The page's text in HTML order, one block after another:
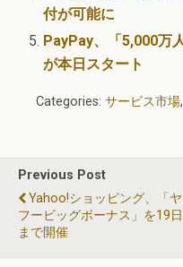
付が可能に
PayPay、「5,000万
が本日スタート
Categories: サービス市場,
Previous Post
Yahoo!ショッピング、「ヤ
フービッグボーナス」を19日
まで開催